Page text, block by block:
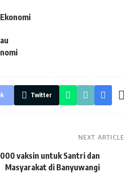
Twitter
NEXT ARTICLE
vaksin untuk Santri dan
Masyarakat di Banyuwangi